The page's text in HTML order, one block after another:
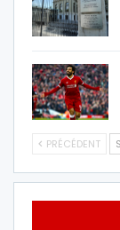
PRÉCÉDENT